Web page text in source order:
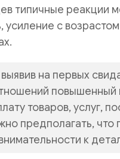
типичные реакции
усиление с
на первых
товаров, услуг,
предполагать, что
к